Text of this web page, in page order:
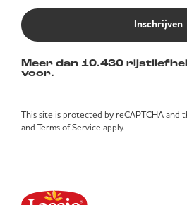
Inschrijven
Meer dan 10.430
voor.
This site is protected by reCAPTCHA and
and Terms of Service apply.